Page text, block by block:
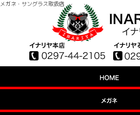
メガネ・サングラス取扱店